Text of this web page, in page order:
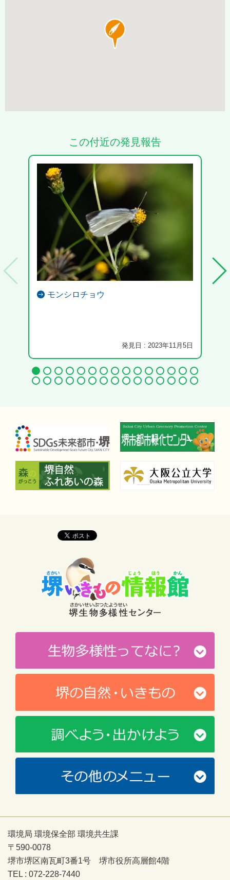
この付近の発見報告
モンシロチョウ
発見日 : 2023年11月5日
環境局 環境保全部 環境共生課
〒590-0078
堺市堺区南瓦町3番1号 堺市役所高層館4階
TEL : 072-228-7440